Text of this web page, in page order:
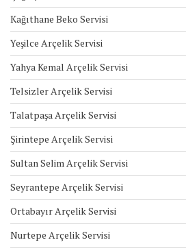
Kağıthane Beko Servisi
Yeşilce Arçelik Servisi
Yahya Kemal Arçelik Servisi
Telsizler Arçelik Servisi
Talatpaşa Arçelik Servisi
Şirintepe Arçelik Servisi
Sultan Selim Arçelik Servisi
Seyrantepe Arçelik Servisi
Ortabayır Arçelik Servisi
Nurtepe Arçelik Servisi